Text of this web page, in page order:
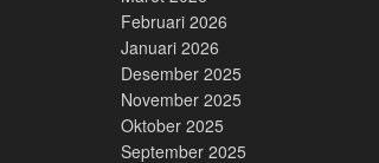
Februari 2026
Januari 2026
Desember 2025
November 2025
Oktober 2025
September 2025